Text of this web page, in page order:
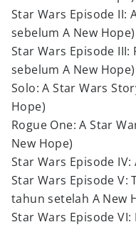
Star Wars Episode II:
sebelum A New Hope)
Star Wars Episode
sebelum A New Hope)
Solo: A Star Wars
Hope)
Rogue One: A Star
New Hope)
Star Wars Episode IV:
Star Wars Episode V:
tahun setelah A New
Star Wars Episode